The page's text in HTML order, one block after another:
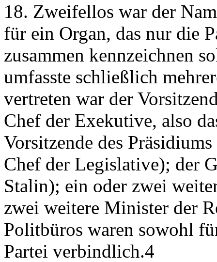
18. Zweifellos war der
für ein Organ, das nur die
zusammen kennzeichnen
umfasste schließlich
vertreten war der
Chef der Exekutive, also
Vorsitzende des
Chef der Legislative); der
Stalin); ein oder zwei
zwei weitere Minister der
Politbüros waren sowohl
Partei verbindlich.4